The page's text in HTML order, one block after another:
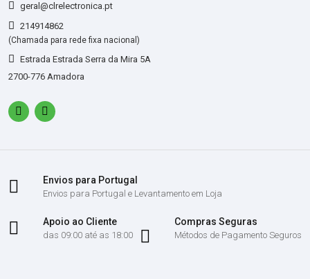
geral@clrelectronica.pt
214914862
(Chamada para rede fixa nacional)
Estrada Estrada Serra da Mira 5A
2700-776 Amadora
Envios para Portugal
Envios para Portugal e Levantamento em Loja
Apoio ao Cliente
das 09:00 até as 18:00
Compras Seguras
Métodos de Pagamento Seguros